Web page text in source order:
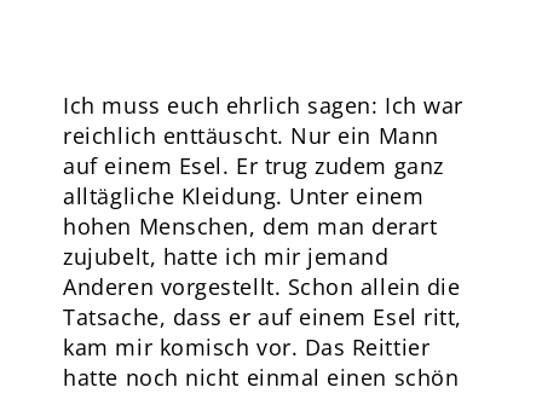
Ich muss euch ehrlich sagen: Ich war
reichlich enttäuscht. Nur ein Mann
auf einem Esel. Er trug zudem ganz
alltägliche Kleidung. Unter einem
hohen Menschen, dem man derart
zujubelt, hatte ich mir jemand
Anderen vorgestellt. Schon allein die
Tatsache, dass er auf einem Esel ritt,
kam mir komisch vor. Das Reittier
hatte noch nicht einmal einen schön